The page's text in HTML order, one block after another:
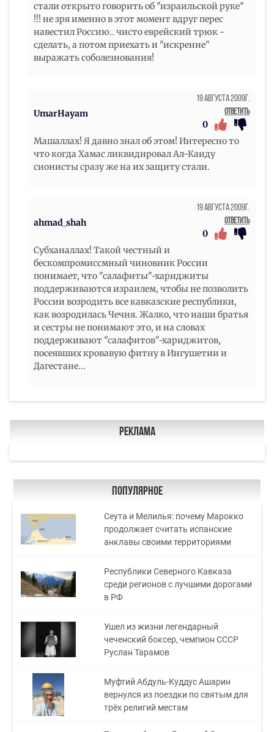
стали открыто говорить об "израильской руке"
!!! не зря именно в этот момент вдруг перес
навестил Россию.. чисто еврейский трюк -
сделать, а потом приехать и "искренне"
выражать соболезнования!
UmarHayam
19 Августа 2009г.
Ответить
0
Машаллах! Я давно знал об этом! Интересно то
что когда Хамас ликвидировал Ал-Каиду
сионисты сразу же на их защиту стали.
ahmad_shah
19 Августа 2009г.
Ответить
0
Субханаллах! Такой честный и
бескомпромиссмный чиновник России
понимает, что "салафиты"-хариджиты
поддерживаются израилем, чтобы не позволить
России возродить все кавказские республики,
как возродилась Чечня. Жалко, что наши братья
и сестры не понимают это, и на словах
поддерживают "салафитов"-хариджитов,
посеявших кровавую фитну в Ингушетии и
Дагестане...
Реклама
Популярное
Сеута и Мелилья: почему Марокко
продолжает считать испанские
анклавы своими территориями
Республики Северного Кавказа
среди регионов с лучшими дорогами
в РФ
Ушел из жизни легендарный
чеченский боксер, чемпион СССР
Руслан Тарамов
Муфтий Абдуль-Куддус Ашарин
вернулся из поездки по святым для
трёх религий местам